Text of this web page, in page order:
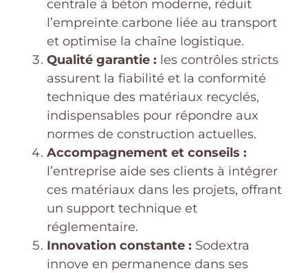
centrale à béton moderne, réduit
l’empreinte carbone liée au transport
et optimise la chaîne logistique.
Qualité garantie : les contrôles stricts
assurent la fiabilité et la conformité
technique des matériaux recyclés,
indispensables pour répondre aux
normes de construction actuelles.
Accompagnement et conseils :
l’entreprise aide ses clients à intégrer
ces matériaux dans les projets, offrant
un support technique et
réglementaire.
Innovation constante : Sodextra
innove en permanence dans ses